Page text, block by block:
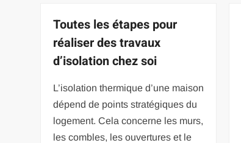
Toutes les étapes pour
réaliser des travaux
d’isolation chez soi
L’isolation thermique d’une maison
dépend de points stratégiques du
logement. Cela concerne les murs,
les combles, les ouvertures et le